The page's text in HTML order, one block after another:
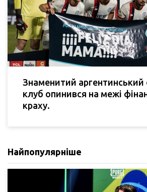
Знаменитий
клуб опинився на межі
краху.
Найпопулярніше